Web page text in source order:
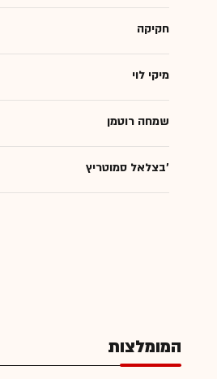
חקיקה
מיקי לוי
שמחה רוטמן
בצלאל סמוטריץ'
המומלצות